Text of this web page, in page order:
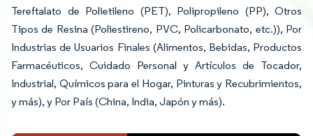
Tereftalato de Polietileno (PET), Polipropileno (PP), Otros
Tipos de Resina (Poliestireno, PVC, Policarbonato, etc.)), Por
Industrias de Usuarios Finales (Alimentos, Bebidas, Productos
Farmacéuticos, Cuidado Personal y Artículos de Tocador,
Industrial, Químicos para el Hogar, Pinturas y Recubrimientos,
y más), y Por País (China, India, Japón y más).